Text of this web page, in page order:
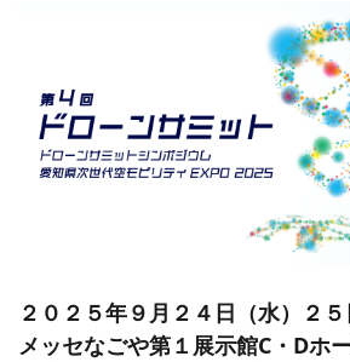
２０２５年９月２４日（水）２
メッセなごや第１展示館C・Dホ